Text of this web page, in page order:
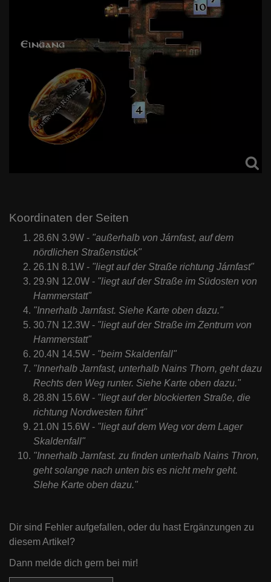
Koordinaten der Seiten
28.6N 3.9W - "außerhalb von Járnfast, auf dem
nördlichen Straßenstück"
26.1N 8.1W - "liegt auf der Straße richtung Járnfast"
29.9N 12.0W - "liegt auf der Straße im Südosten von
Hammerstatt"
"Innerhalb Jarnfast. Siehe Karte oben dazu."
30.7N 12.3W - "liegt auf der Straße im Zentrum von
Hammerstatt"
20.4N 14.5W - "beim Skaldenfall"
"Innerhalb Jarnfast, unterhalb Nains Thorn, geht dazu
Rechts den Weg runter. Siehe Karte oben dazu."
28.8N 15.6W - "liegt auf der blockierten Straße, die
richtung Nordwesten führt"
21.0N 15.6W - "liegt auf dem Weg vor dem Lager
Skaldenfall"
"Innerhalb Jarnfast. zu finden unterhalb Nains Thron,
geht solange nach unten bis es nicht mehr geht.
SIehe Karte oben dazu."
Dir sind Fehler aufgefallen, oder du hast Ergänzungen zu
diesem Artikel?
Dann melde dich gern bei mir!